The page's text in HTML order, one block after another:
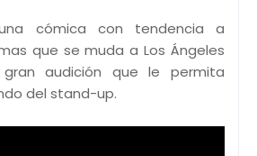
cómica con tendencia a
que se muda a Los Ángeles
audición que le permita
del stand-up.